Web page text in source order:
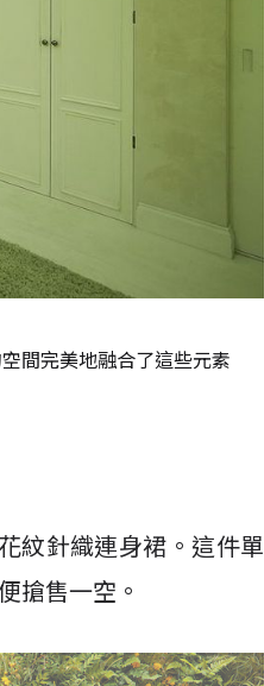
間完美地融合了這些元素
紋針織連身裙。這件單
搶售一空。